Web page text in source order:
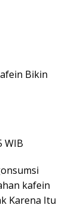
Bikin
WIB
kafein
Karena Itu